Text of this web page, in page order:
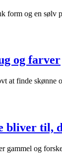
form og en
og farver
at finde
bliver til,
gammel og